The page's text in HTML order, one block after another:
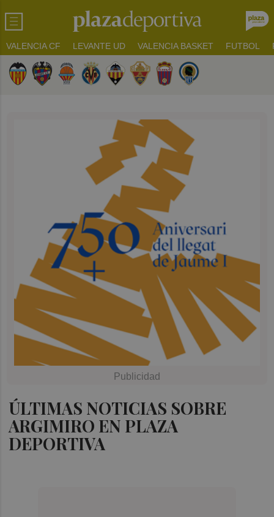
VALENCIA CF LEVANTE UD VALENCIA BASKET FUTBOL
ÚLTIMAS NOTICIAS SOBRE
ARGIMIRO EN PLAZA
DEPORTIVA